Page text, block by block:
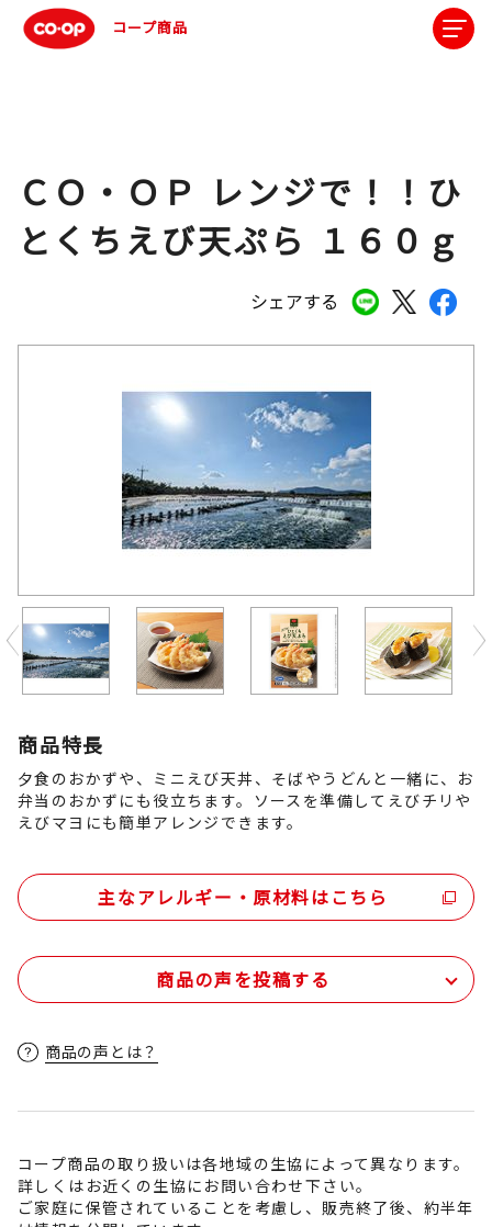
コープ商品
シェアする
ＣＯ・ＯＰ レンジで！！ひ
とくちえび天ぷら １６０ｇ
Previous
商品特長
夕食のおかずや、ミニえび天丼、そばやうどんと一緒に、お
弁当のおかずにも役立ちます。ソースを準備してえびチリや
えびマヨにも簡単アレンジできます。
主なアレルギー・原材料はこちら
商品の声を投稿する
商品の声とは？
コープ商品の取り扱いは各地域の生協によって異なります。
詳しくはお近くの生協にお問い合わせ下さい。
ご家庭に保管されていることを考慮し、販売終了後、約半年